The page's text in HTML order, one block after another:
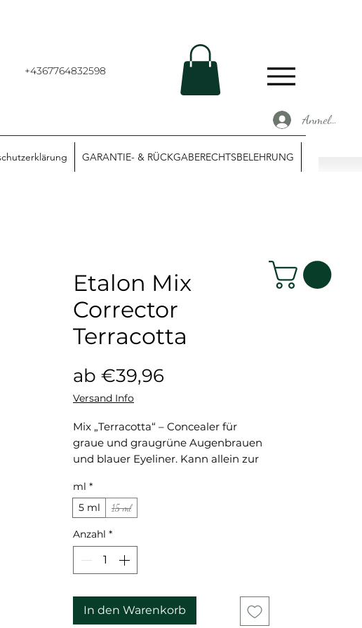
+4367764832598
Anmelden
GARANTIE- & RÜCKGABERECHTSBELEHRUNG
Etalon Mix
Corrector
Terracotta
ab €39,96
Versand Info
Mix „Terracotta“ – Concealer für
graue und graugrüne Augenbrauen
und blauer Eyeliner. Kann allein zur
werden; ohne Mischen mit Farben
aus der Grundpalette. Es lässt sich
Concealer für graue und
graugrüne Augenbrauen und
blauer Eyeliner.
Farbwiederherstellung verwendet
werden; ohne Mischen mit Farben
ml *
5 ml
15 ml
Anzahl *
In den Warenkorb